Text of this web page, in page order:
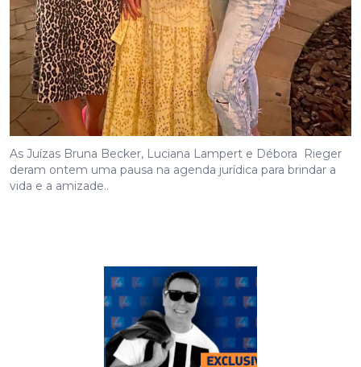
As Juízas Bruna Becker, Luciana Lampert e Débora Rieger
deram ontem uma pausa na agenda jurídica para brindar a
vida e a amizade..